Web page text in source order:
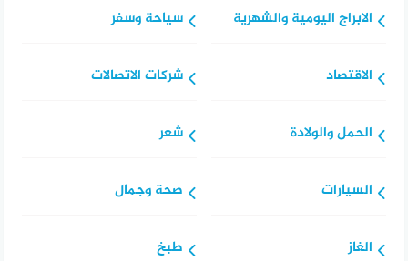
الابراج اليومية والشهرية
الاقتصاد
الحمل والولادة
السيارات
الغاز
سياحة وسفر
شركات الاتصالات
شعر
صحة وجمال
طبخ